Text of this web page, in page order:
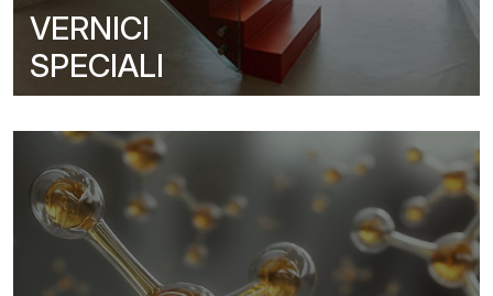
VERNICI
SPECIALI